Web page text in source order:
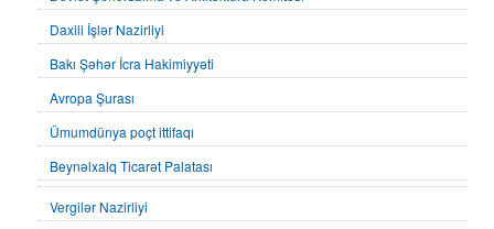
Daxili İşlər Nazirliyi
Bakı Şəhər İcra Hakimiyyəti
Avropa Şurası
Ümumdünya poçt ittifaqı
Beynəlxalq Ticarət Palatası
Vergilər Nazirliyi